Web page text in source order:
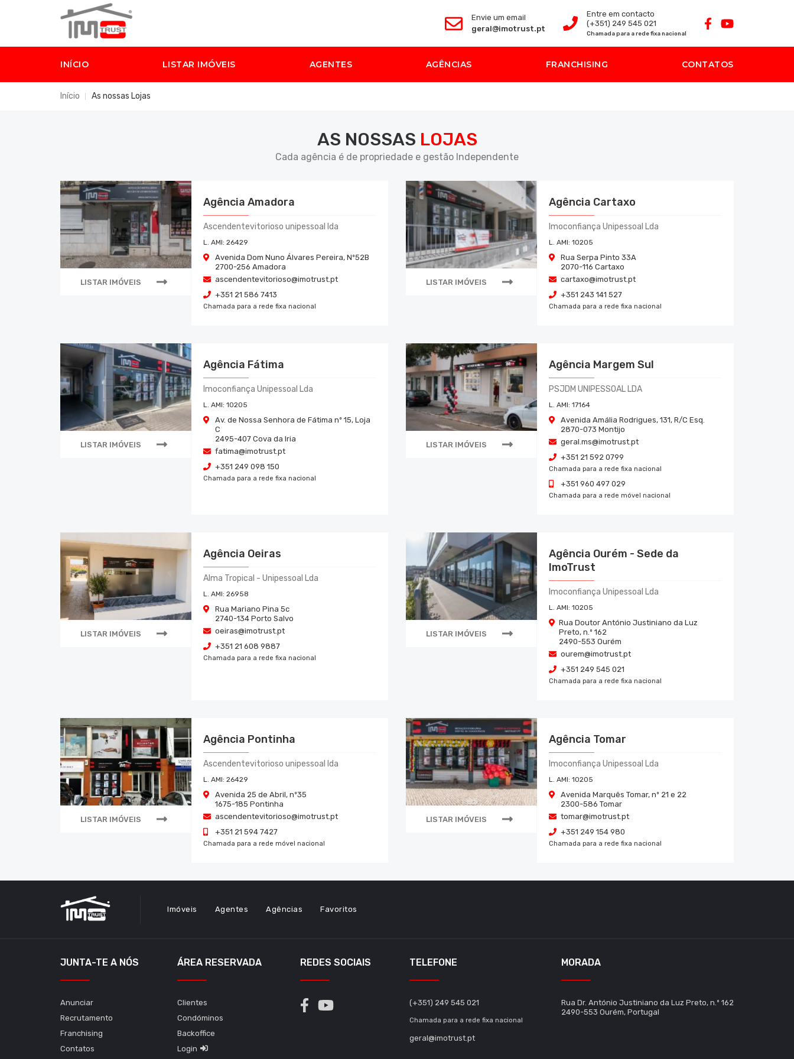
Envie um email
geral@imotrust.pt
Entre em contacto
(+351) 249 545 021
Chamada para a rede fixa nacional
INÍCIO LISTAR IMÓVEIS AGENTES AGÊNCIAS FRANCHISING CONTATOS
Início As nossas Lojas
AS NOSSAS LOJAS
Cada agência é de propriedade e gestão Independente
LISTAR IMÓVEIS
Agência Amadora
Ascendentevitorioso unipessoal lda
L. AMI: 26429
Avenida Dom Nuno Álvares Pereira, Nº52B
2700-256 Amadora
ascendentevitorioso@imotrust.pt
+351 21 586 7413
Chamada para a rede fixa nacional
LISTAR IMÓVEIS
Agência Cartaxo
Imoconfiança Unipessoal Lda
L. AMI: 10205
Rua Serpa Pinto 33A
2070-116 Cartaxo
cartaxo@imotrust.pt
+351 243 141 527
Chamada para a rede fixa nacional
LISTAR IMÓVEIS
Agência Fátima
Imoconfiança Unipessoal Lda
L. AMI: 10205
Av. de Nossa Senhora de Fátima nº 15, Loja
C
2495-407 Cova da Iria
fatima@imotrust.pt
+351 249 098 150
Chamada para a rede fixa nacional
LISTAR IMÓVEIS
Agência Margem Sul
PSJDM UNIPESSOAL LDA
L. AMI: 17164
Avenida Amália Rodrigues, 131, R/C Esq.
2870-073 Montijo
geral.ms@imotrust.pt
+351 21 592 0799
Chamada para a rede fixa nacional
+351 960 497 029
Chamada para a rede móvel nacional
LISTAR IMÓVEIS
Agência Oeiras
Alma Tropical - Unipessoal Lda
L. AMI: 26958
Rua Mariano Pina 5c
2740-134 Porto Salvo
oeiras@imotrust.pt
+351 21 608 9887
Chamada para a rede fixa nacional
LISTAR IMÓVEIS
Agência Ourém - Sede da
ImoTrust
Imoconfiança Unipessoal Lda
L. AMI: 10205
Rua Doutor António Justiniano da Luz
Preto, n.º 162
2490-553 Ourém
ourem@imotrust.pt
+351 249 545 021
Chamada para a rede fixa nacional
LISTAR IMÓVEIS
Agência Pontinha
Ascendentevitorioso unipessoal lda
L. AMI: 26429
Avenida 25 de Abril, nº35
1675-185 Pontinha
ascendentevitorioso@imotrust.pt
+351 21 594 7427
Chamada para a rede móvel nacional
LISTAR IMÓVEIS
Agência Tomar
Imoconfiança Unipessoal Lda
L. AMI: 10205
Avenida Marquês Tomar, nº 21 e 22
2300-586 Tomar
tomar@imotrust.pt
+351 249 154 980
Chamada para a rede fixa nacional
Imóveis Agentes Agências Favoritos
JUNTA-TE A NÓS
Anunciar
Recrutamento
Franchising
Contatos
ÁREA RESERVADA
Clientes
Condóminos
Backoffice
Login
REDES SOCIAIS TELEFONE
(+351) 249 545 021
Chamada para a rede fixa nacional
geral@imotrust.pt
MORADA
Rua Dr. António Justiniano da Luz Preto, n.º 162
2490-553 Ourém, Portugal